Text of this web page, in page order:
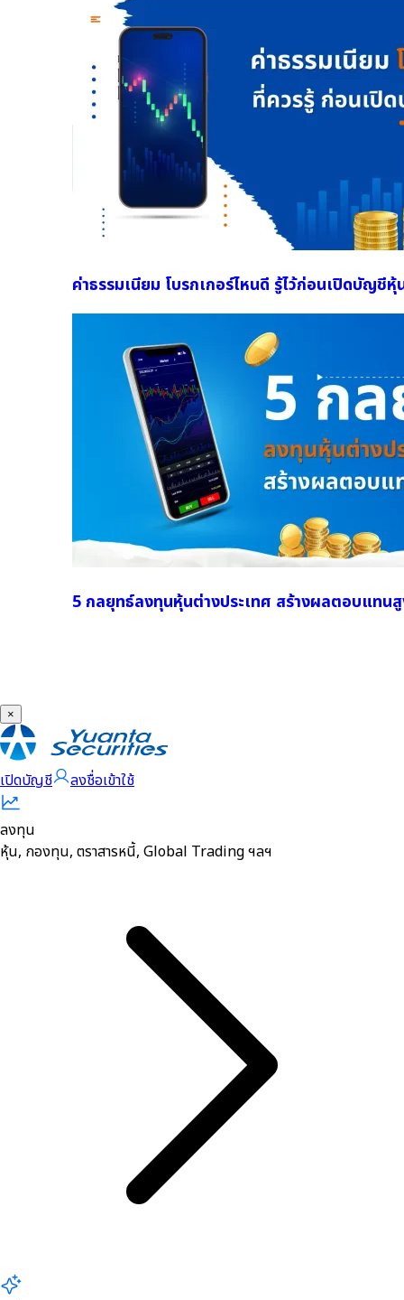
ค่าธรรมเนียม โบรกเกอร์ไหนดี รู้ไว้ก่อนเปิดบัญชีหุ้
5 กลยุทธ์ลงทุนหุ้นต่างประเทศ สร้างผลตอบแทน
×
เปิดบัญชี ลงชื่อเข้าใช้
ลงทุน
หุ้น, กองทุน, ตราสารหนี้, Global Trading ฯลฯ